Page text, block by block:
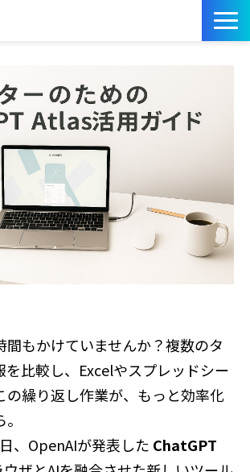
お役立ち資料
イベント
サービス／ツール
間もかけていませんか？複数のタ
を比較し、Excelやスプレッドシー
この繰り返し作業が、もっと効率化
、OpenAIが発表した ChatGPT